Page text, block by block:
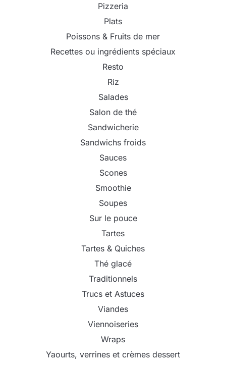
Pizzeria
Plats
Poissons & Fruits de mer
Recettes ou ingrédients spéciaux
Resto
Riz
Salades
Salon de thé
Sandwicherie
Sandwichs froids
Sauces
Scones
Smoothie
Soupes
Sur le pouce
Tartes
Tartes & Quiches
Thé glacé
Traditionnels
Trucs et Astuces
Viandes
Viennoiseries
Wraps
Yaourts, verrines et crèmes dessert